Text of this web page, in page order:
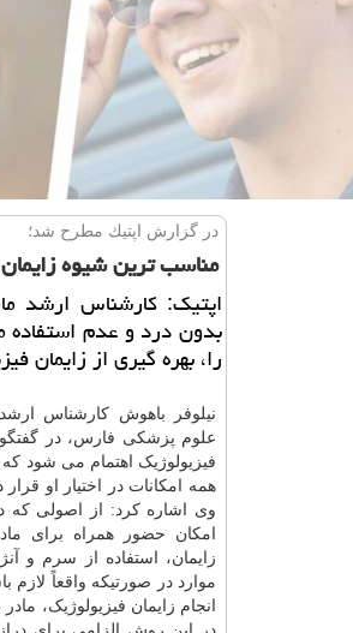
در گزارش اپتیك مطرح شد؛
مناسب ترین شیوه
اپتیک: کارشناس ارشد
بدون درد و عدم
را، بهره گیری از زایمان
نیلوفر باهوش کارشناس
علوم پزشکی فارس، در گفتگو
فیزیولوژیک اهتمام می شود
همه امکانات در اختیار او
وی اشاره کرد: از اصولی که
امکان حضور همراه برای
زایمان، استفاده از سرم و
موارد در صورتیکه واقعاً
انجام زایمان فیزیولوژیک،